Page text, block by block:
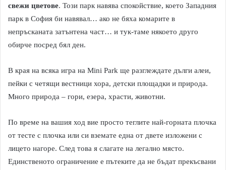
свежи цветове. Този парк навява спокойствие, което Западния
парк в София би навявал… ако не бяха комарите в
непръсканата затънтена част… и тук-таме някоето друго
обирче посред бял ден.
В края на всяка игра на Mini Park ще разглеждате дълги алеи,
пейки с четящи вестници хора, детски площадки и природа.
Много природа – гори, езера, храсти, животни.
По време на вашия ход вие просто теглите най-горната плочка
от тесте с плочка или си вземате една от двете изложени с
лицето нагоре. След това я слагате на легално място.
Единственото ограничение е пътеките да не бъдат прекъсвани